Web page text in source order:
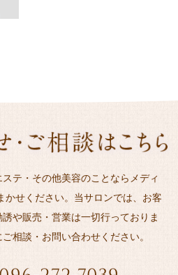
テ・その他美容のことならメディ
かせください。当サロンでは、お客
や販売・営業は一切行っておりま
相談・お問い合わせください。